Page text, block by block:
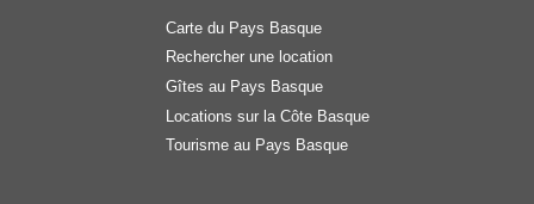
Carte du Pays Basque
Rechercher une location
Gîtes au Pays Basque
Locations sur la Côte Basque
Tourisme au Pays Basque